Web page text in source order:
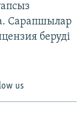
Сарапшылар
беруді
us